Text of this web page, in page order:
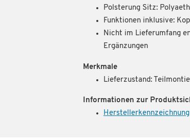
Polsterung Sitz:
Funktionen inklusive:
Nicht im Lieferumfang
Ergänzungen
Merkmale
Lieferzustand:
Informationen zur